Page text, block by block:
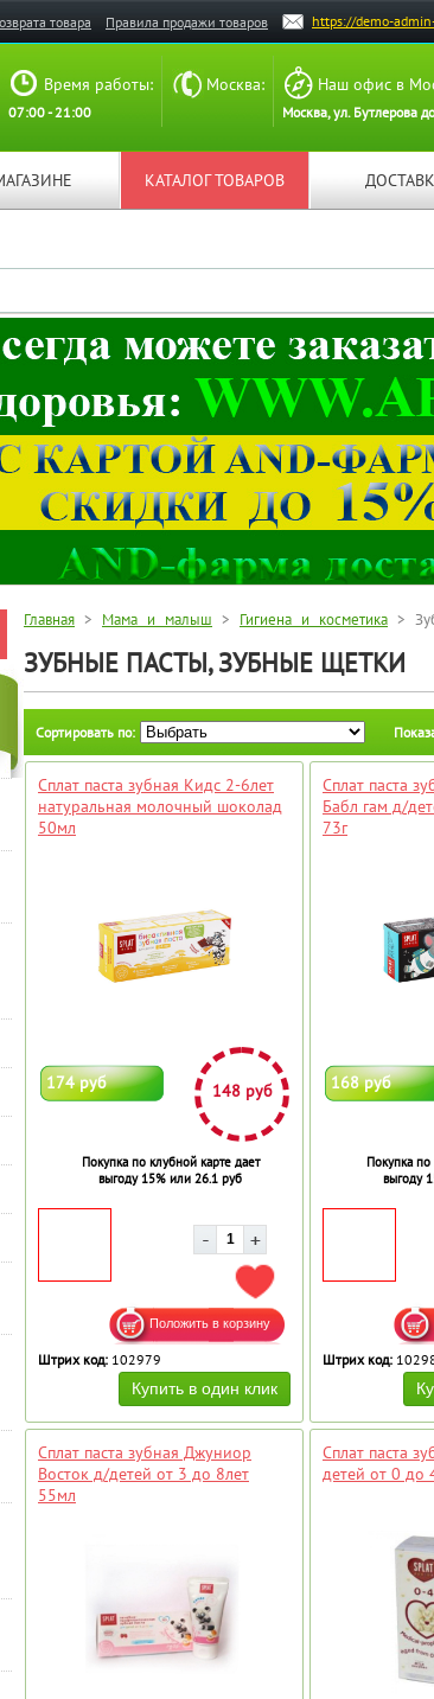
товара Правила продажи товаров https://demo-
Время работы:
07:00 - 21:00
Москва: Наш офис в
Москва, ул. Бутлерова
КАТАЛОГ ТОВАРОВ
Главная > Мама и малыш > Гигиена и косметика >
ЗУБНЫЕ ПАСТЫ, ЗУБНЫЕ ЩЕТКИ
Сортировать по:
Сплат паста зубная Кидс 2-6лет
натуральная молочный шоколад
50мл
174 руб 148 руб
Покупка по клубной карте дает
выгоду 15% или 26.1 руб
ДОБАВИТЬ В ИЗБРАННОЕ
Штрих код: 102979
Сплат паста
Бабл гам д/
73г
168 руб
Покупка по
выгоду
Штрих код:
Сплат паста зубная Джуниор
Восток д/детей от 3 до 8лет
55мл
Сплат паста
детей от 0 до